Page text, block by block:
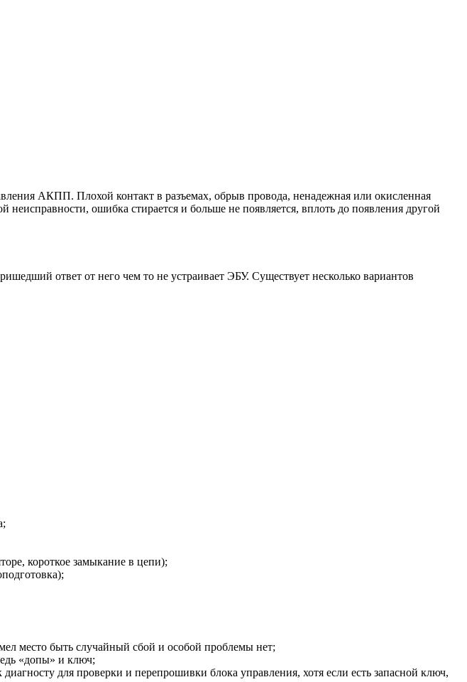
АКПП. Плохой контакт в разъемах, обрыв провода, ненадежная или окисленная
ошибка стирается и больше не появляется, вплоть до появления другой
ответ от него чем то не устраивает ЭБУ. Существует несколько вариантов
короткое замыкание в цепи);
место быть случайный сбой и особой проблемы нет;
«допы» и ключ;
для проверки и перепрошивки блока управления, хотя если есть запасной ключ,